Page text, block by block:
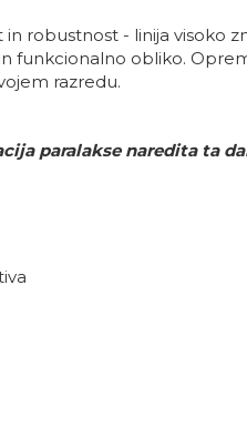
robustnost - linija visoko
funkcionalno obliko.
razredu.
paralakse naredita ta